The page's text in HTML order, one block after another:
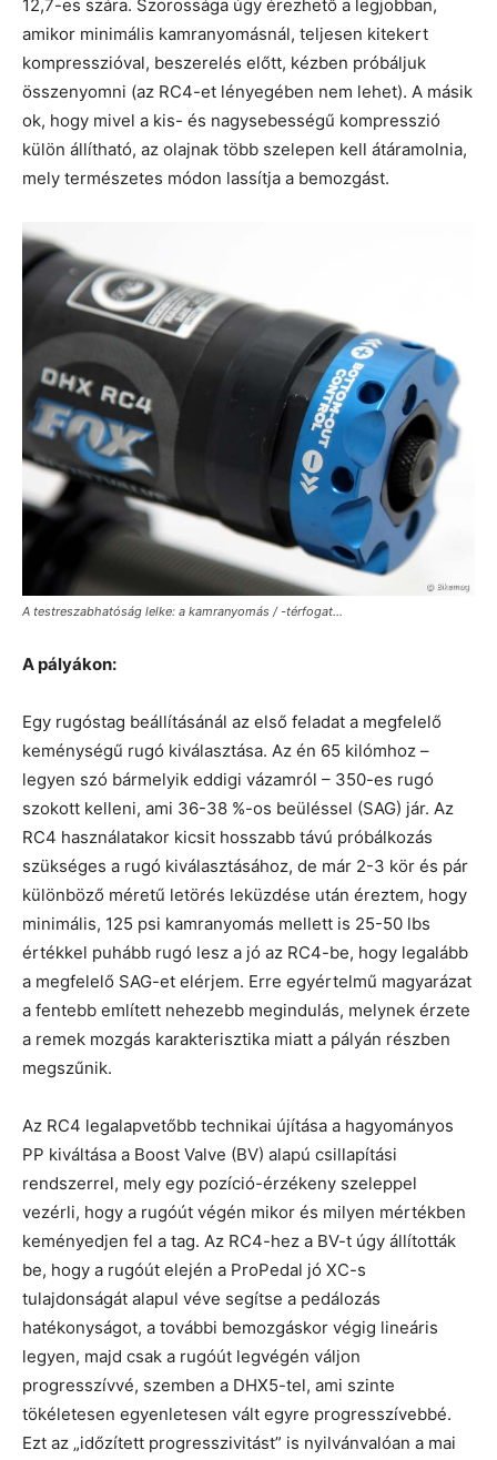
12,7-es szára. Szorossága úgy érezhető a legjobban,
amikor minimális kamranyomásnál, teljesen kitekert
kompresszióval, beszerelés előtt, kézben próbáljuk
összenyomni (az RC4-et lényegében nem lehet). A másik
ok, hogy mivel a kis- és nagysebességű kompresszió
külön állítható, az olajnak több szelepen kell átáramolnia,
mely természetes módon lassítja a bemozgást.
A testreszabhatóság lelke: a kamranyomás / -térfogat...
A pályákon:
Egy rugóstag beállításánál az első feladat a megfelelő
keménységű rugó kiválasztása. Az én 65 kilómhoz –
legyen szó bármelyik eddigi vázamról – 350-es rugó
szokott kelleni, ami 36-38 %-os beüléssel (SAG) jár. Az
RC4 használatakor kicsit hosszabb távú próbálkozás
szükséges a rugó kiválasztásához, de már 2-3 kör és pár
különböző méretű letörés leküzdése után éreztem, hogy
minimális, 125 psi kamranyomás mellett is 25-50 lbs
értékkel puhább rugó lesz a jó az RC4-be, hogy legalább
a megfelelő SAG-et elérjem. Erre egyértelmű magyarázat
a fentebb említett nehezebb megindulás, melynek érzete
a remek mozgás karakterisztika miatt a pályán részben
megszűnik.
Az RC4 legalapvetőbb technikai újítása a hagyományos
PP kiváltása a Boost Valve (BV) alapú csillapítási
rendszerrel, mely egy pozíció-érzékeny szeleppel
vezérli, hogy a rugóút végén mikor és milyen mértékben
keményedjen fel a tag. Az RC4-hez a BV-t úgy állították
be, hogy a rugóút elején a ProPedal jó XC-s
tulajdonságát alapul véve segítse a pedálozás
hatékonyságot, a további bemozgáskor végig lineáris
legyen, majd csak a rugóút legvégén váljon
progresszívvé, szemben a DHX5-tel, ami szinte
tökéletesen egyenletesen vált egyre progresszívebbé.
Ezt az „időzített progresszivitást” is nyilvánvalóan a mai